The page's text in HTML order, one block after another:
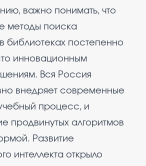
важно понимать, что
методы поиска
библиотеках постепенно
инновационным
Вся Россия
внедряет современные
процесс, и
продвинутых алгоритмов
Развитие
интеллекта открыло